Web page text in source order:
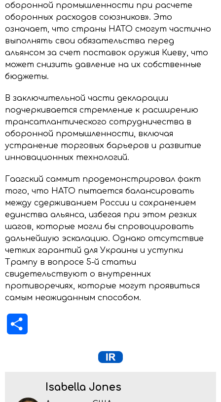
оборонной промышленности при расчете
оборонных расходов союзников». Это
означает, что страны НАТО смогут частично
выполнять свои обязательства перед
альянсом за счет поставок оружия Киеву, что
может снизить давление на их собственные
бюджеты.
В заключительной части декларации
подчеркивается стремление к расширению
трансатлантического сотрудничества в
оборонной промышленности, включая
устранение торговых барьеров и развитие
инновационных технологий.
Гаагский саммит продемонстрировал факт
того, что НАТО пытается балансировать
между сдерживанием России и сохранением
единства альянса, избегая при этом резких
шагов, которые могли бы спровоцировать
дальнейшую эскалацию. Однако отсутствие
четких гарантий для Украины и уступки
Трампу в вопросе 5-й статьи
свидетельствуют о внутренних
противоречиях, которые могут проявиться
самым неожиданным способом.
Isabella Jones